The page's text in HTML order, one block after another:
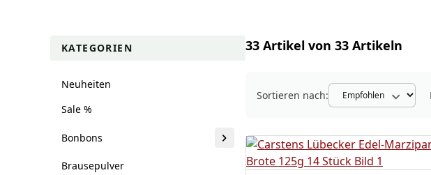
KATEGORIEN
Neuheiten
Sale %
Bonbons
Brausepulver
33 Artikel von 33 Artikeln
Sortieren nach: